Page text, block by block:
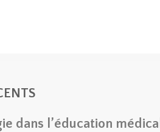
dans l’éducation